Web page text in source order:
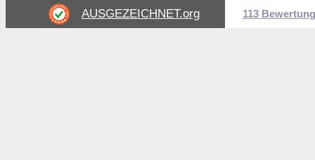
AUSGEZEICHNET.org 113